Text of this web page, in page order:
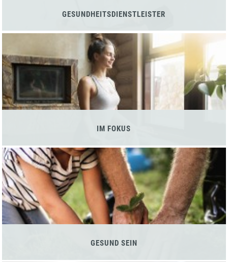
GESUNDHEITSDIENSTLEISTER
IM FOKUS
GESUND SEIN